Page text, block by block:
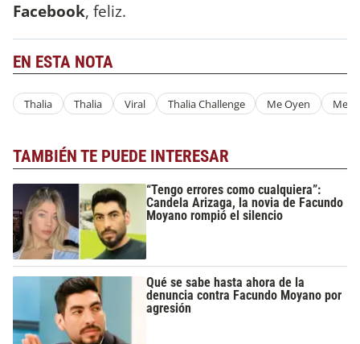
Facebook, feliz.
EN ESTA NOTA
Thalia Thalia Viral Thalia Challenge Me Oyen Me
TAMBIÉN TE PUEDE INTERESAR
“Tengo errores como cualquiera”:
Candela Arizaga, la novia de Facundo
Moyano rompió el silencio
Qué se sabe hasta ahora de la
denuncia contra Facundo Moyano por
agresión